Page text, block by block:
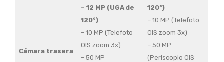
Cámara trasera
– 12 MP (UGA de
120°)
– 10 MP (Telefoto
OIS zoom 3x)
– 50 MP
120°)
– 10 MP (Telefoto
OIS zoom 3x)
– 50 MP
(Periscopio OIS